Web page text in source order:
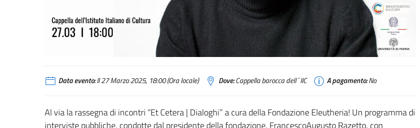
Data evento:Il 27 Marzo 2025, 18:00 (Ora locale) Dove:Cappella barocca dell´IIC A pagamento:No
Al via la rassegna di incontri “Et Cetera | Dialoghi” a cura della Fondazione Eleutheria! Un programma di
interviste pubbliche, condotte dal presidente della fondazione, FrancescoAugusto Razetto, con